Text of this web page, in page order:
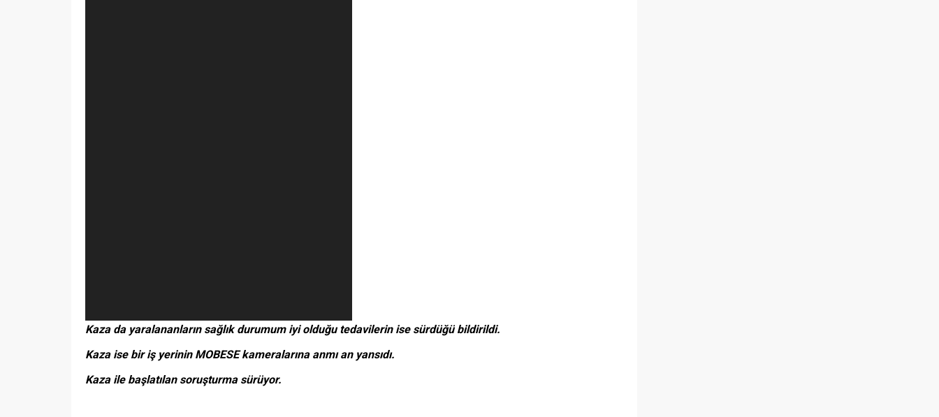
Kaza da yaralananların sağlık durumum iyi olduğu tedavilerin ise sürdüğü bildirildi.
Kaza ise bir iş yerinin MOBESE kameralarına anmı an yansıdı.
Kaza ile başlatılan soruşturma sürüyor.